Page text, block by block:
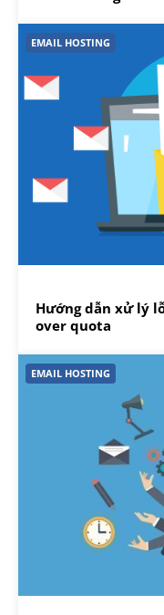
EMAIL HOSTING
Hướng dẫn xử lý
over quota
EMAIL HOSTING